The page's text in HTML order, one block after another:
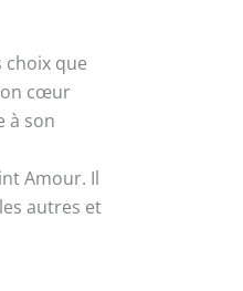
choix que
cœur
à son
Amour. Il
autres et